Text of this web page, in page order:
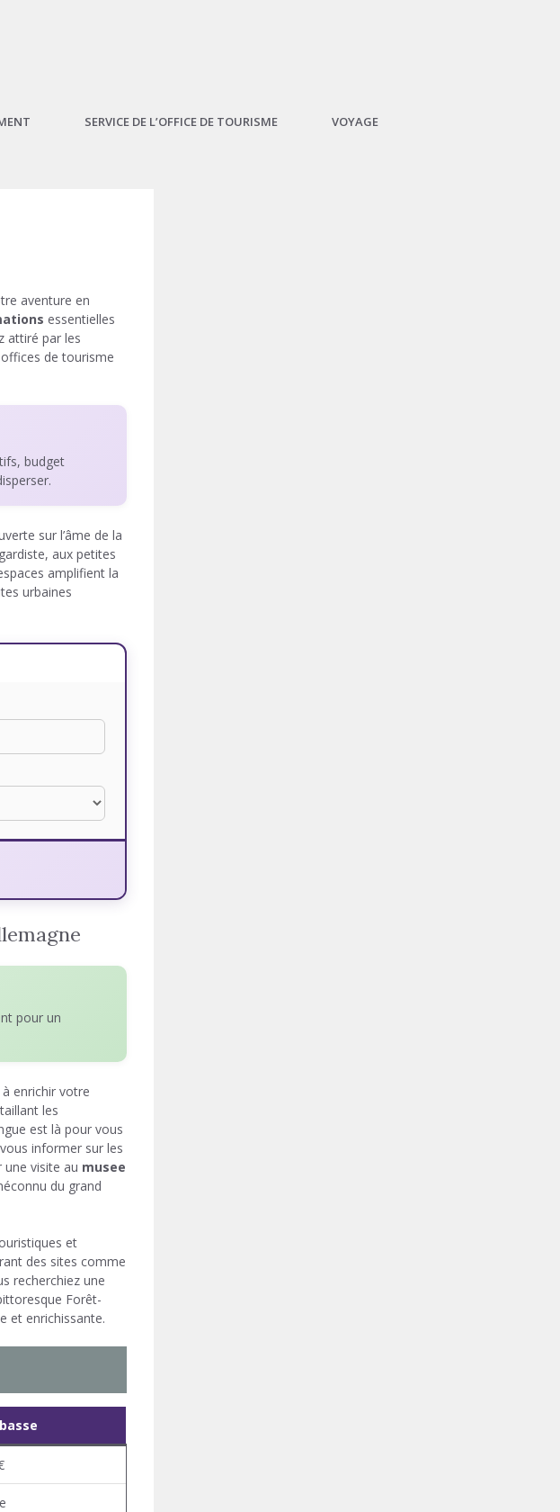
SERVICE DE L’OFFICE DE TOURISME VOYAGE
aventure en
essentielles
attiré par les
de tourisme
budget
sur l’âme de la
aux petites
amplifient la
urbaines
pour un
enrichir votre
les
est là pour vous
informer sur les
visite au musee
du grand
et
des sites comme
recherchiez une
Forêt-
et enrichissante.